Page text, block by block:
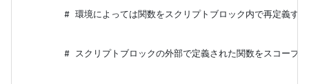
# 環境によっては関数をスクリプトブロック内で再定義す
# スクリプトブロックの外部で定義された関数をスコープ